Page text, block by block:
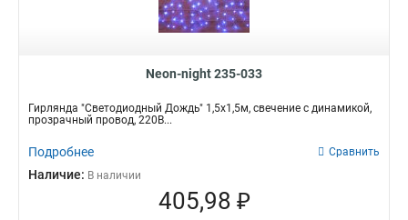
Neon-night 235-033
Гирлянда "Светодиодный Дождь" 1,5х1,5м, свечение с динамикой,
прозрачный провод, 220В...
Подробнее Сравнить
Наличие: В наличии
405,98 ₽